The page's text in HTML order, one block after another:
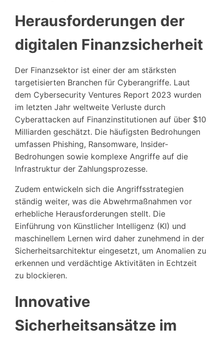
Herausforderungen der
digitalen Finanzsicherheit
Der Finanzsektor ist einer der am stärksten
targetisierten Branchen für Cyberangriffe. Laut
dem Cybersecurity Ventures Report 2023 wurden
im letzten Jahr weltweite Verluste durch
Cyberattacken auf Finanzinstitutionen auf über $10
Milliarden geschätzt. Die häufigsten Bedrohungen
umfassen Phishing, Ransomware, Insider-
Bedrohungen sowie komplexe Angriffe auf die
Infrastruktur der Zahlungsprozesse.
Zudem entwickeln sich die Angriffsstrategien
ständig weiter, was die Abwehrmaßnahmen vor
erhebliche Herausforderungen stellt. Die
Einführung von Künstlicher Intelligenz (KI) und
maschinellem Lernen wird daher zunehmend in der
Sicherheitsarchitektur eingesetzt, um Anomalien zu
erkennen und verdächtige Aktivitäten in Echtzeit
zu blockieren.
Innovative
Sicherheitsansätze im